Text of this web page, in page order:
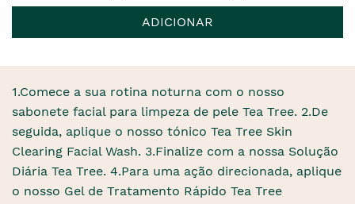
ADICIONAR
1.Comece a sua rotina noturna com o nosso
sabonete facial para limpeza de pele Tea Tree. 2.De
seguida, aplique o nosso tónico Tea Tree Skin
Clearing Facial Wash. 3.Finalize com a nossa Solução
Diária Tea Tree. 4.Para uma ação direcionada, aplique
o nosso Gel de Tratamento Rápido Tea Tree